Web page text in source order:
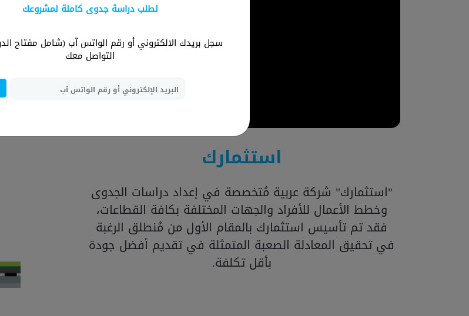
شركة
توفر
استثمارك
"استثمارك" شركة عربية مُتخصصة في إعداد دراسات الجدوى
وخطط الأعمال للأفراد والجهات المختلفة بكافة القطاعات،
فقد تم تأسيس استثمارك بالمقام الأول من مُنطلق الرغبة
في تحقيق المعادلة الصعبة المتمثلة في تقديم أفضل جودة
بأقل تكلفة.
لطلب دراسة جدوى كاملة لمشروعك
سجل بريدك الالكتروني أو رقم الواتس آب (شامل مفتاح
التواصل معك